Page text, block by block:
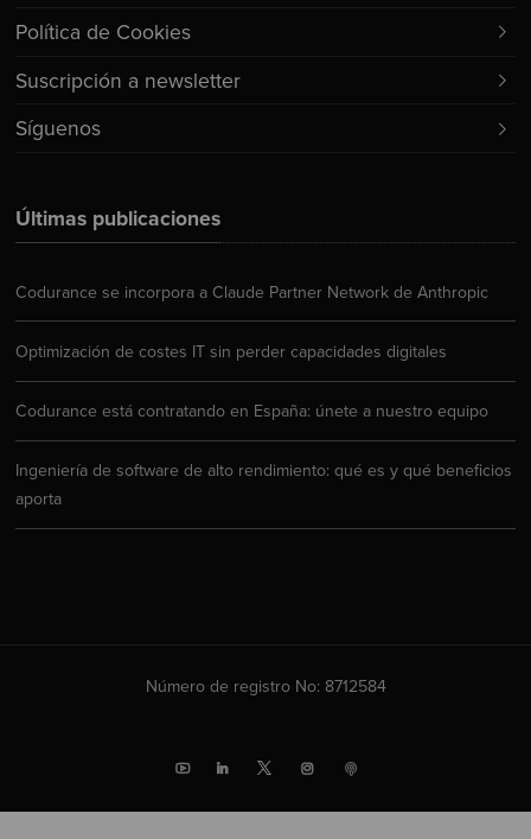
Últimas publicaciones
Codurance se incorpora a Claude Partner Network de Anthropic
Optimización de costes IT sin perder capacidades digitales
Codurance está contratando en España: únete a nuestro equipo
Ingeniería de software de alto rendimiento: qué es y qué beneficios
aporta
Política de Cookies
Suscripción a newsletter
Síguenos
Número de registro No: 8712584